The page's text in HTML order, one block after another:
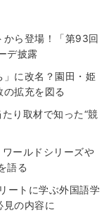
から登場！「第93回
デ披露
に改名？園田・姫
拡充を図る
り取材で知った“競
ールドシリーズや
語る
ートに学ぶ外国語学
の内容に